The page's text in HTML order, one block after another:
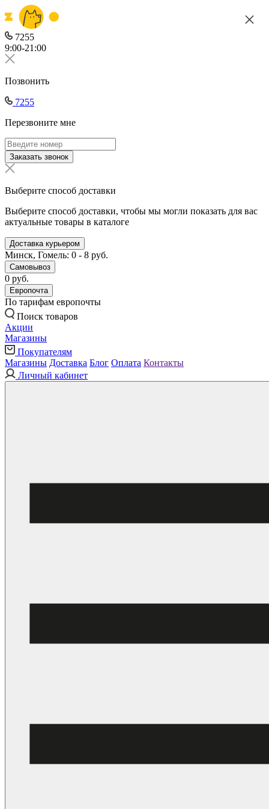
7255
9:00-21:00
Позвонить
7255
Перезвоните мне
Заказать звонок
Выберите способ доставки
Выберите способ доставки, чтобы мы могли показать для вас
актуальные товары в каталоге
Доставка курьером
Минск, Гомель: 0 - 8 руб.
Самовывоз
0 руб.
Европочта
По тарифам европочты
Поиск товаров
Акции
Магазины
Покупателям
Магазины Доставка Блог Оплата Контакты
Личный кабинет